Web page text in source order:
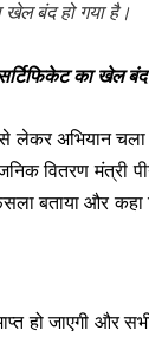
बंद हो गया है।
का खेल बंद
लेकर अभियान
वितरण मंत्री
बताया और कहा
जाएगी और